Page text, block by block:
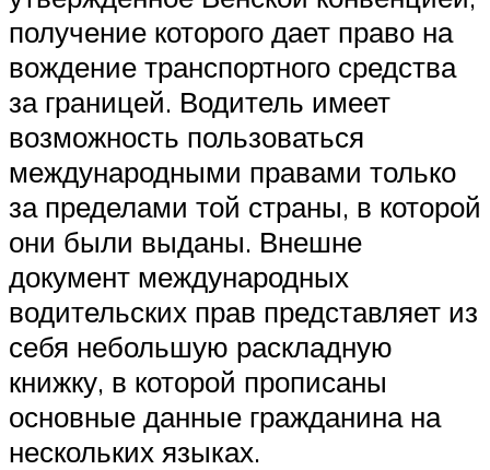
получение которого дает право на
вождение транспортного средства
за границей. Водитель имеет
возможность пользоваться
международными правами только
за пределами той страны, в которой
они были выданы. Внешне
документ международных
водительских прав представляет из
себя небольшую раскладную
книжку, в которой прописаны
основные данные гражданина на
нескольких языках.